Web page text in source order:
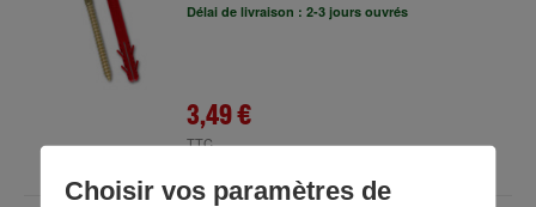
Délai de livraison : 2-3 jours ouvrés
3,49 €
TTC
Choisir vos paramètres de